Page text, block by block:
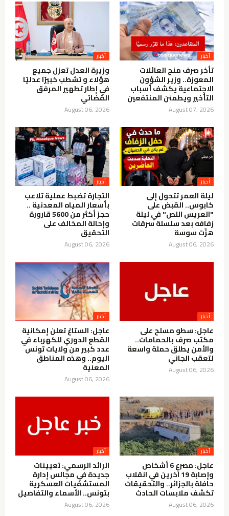
أخبار
تأخر صرف منح العائلات
المعوزة.. وزير الشؤون
الاجتماعية يكشف أسباب
التأخير ويطمئن المنتفعين
August 07, 2026
أخبار
وزيرة العدل تعزل جميع
هؤلاء و تشطب خبيرًا عدليًا
في إطار تطهير المرفق
القضائي
August 06, 2026
أخبار
ليلة العمر تتحول إلى
كابوس.. القبض على
"العريس اللص" في ليلة
زفافه بعد سلسلة سرقات
هزّت سوسة
August 06, 2026
أخبار
التجارة تضبط عملية تلاعب
بأسعار المياه المعدنية ..
حجز أكثر من 5600 قارورة
وإحالة المخالف على
التحقيق
August 06, 2026
أخبار
عاجل: سطو مسلح على
مكتب صرف بالحمامات..
والأمن يطلق حملة واسعة
لتعقب الجاني
August 06, 2026
أخبار
عاجل: الستاغ تعلن إمكانية
القطع الدوري للكهرباء في
عدد كبير من ولايات تونس
اليوم.. وهذه المناطق
المعنية
August 06, 2026
أخبار
عاجل: مصرع 6 أشخاص
وإصابة 19 آخرين في انقلاب
حافلة بالجزائر.. والتحقيقات
تكشف ملابسات الحادث
August 06, 2026
أخبار
الرائد الرسمي: تعيينات
جديدة في مجالس إدارة
المستشفيات العسكرية
بتونس.. الأسماء والتفاصيل
August 06, 2026